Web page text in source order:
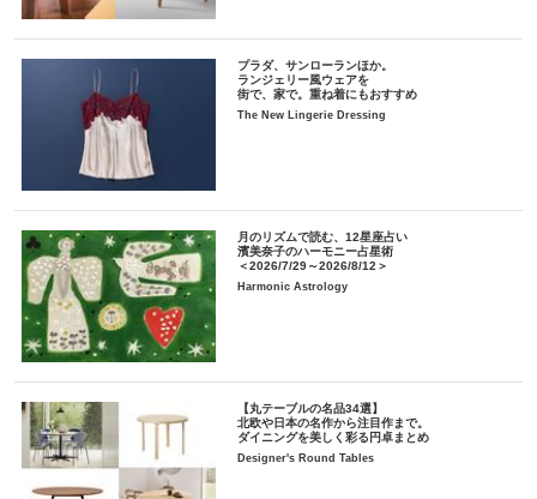
プラダ、サンローランほか。
ランジェリー風ウェアを
街で、家で。重ね着にもおすすめ
The New Lingerie Dressing
月のリズムで読む、12星座占い
濱美奈子のハーモニー占星術
＜2026/7/29～2026/8/12＞
Harmonic Astrology
【丸テーブルの名品34選】
北欧や日本の名作から注目作まで。
ダイニングを美しく彩る円卓まとめ
Designer's Round Tables